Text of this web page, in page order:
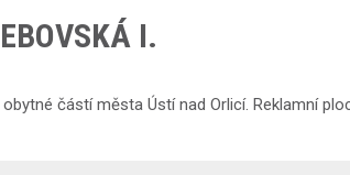
I.
částí města Ústí nad Orlicí. Reklamní